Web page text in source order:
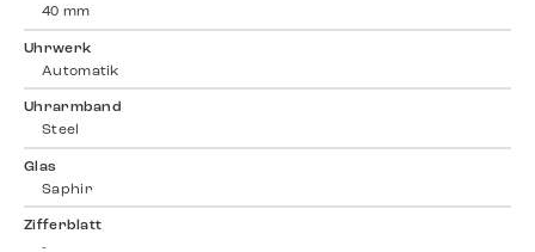
40 mm
Uhrwerk
Automatik
Uhrarmband
Steel
Glas
Saphir
Zifferblatt
-